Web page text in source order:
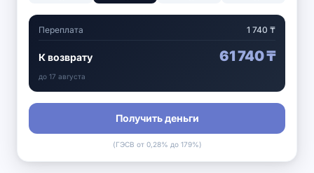
Переплата 1 740 ₸
К возврату 61 740₸
до 17 августа
Получить деньги
(ГЭСВ от 0,28% до 179%)